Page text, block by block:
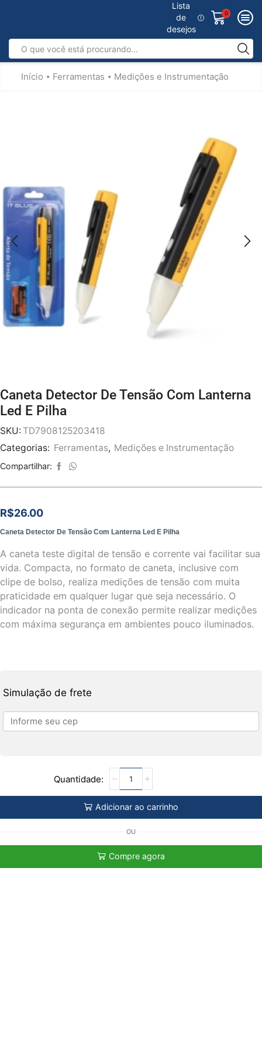
Lista
de
desejos
0
Início • Ferramentas • Medições e Instrumentação
Caneta Detector De Tensão Com Lanterna
Led E Pilha
SKU: TD7908125203418
Categorias: Ferramentas, Medições e Instrumentação
Compartilhar:
R$26.00
Caneta Detector De Tensão Com Lanterna Led E Pilha
A caneta teste digital de tensão e corrente vai facilitar sua
vida. Compacta, no formato de caneta, inclusive com
clipe de bolso, realiza medições de tensão com muita
praticidade em qualquer lugar que seja necessário. O
indicador na ponta de conexão permite realizar medições
com máxima segurança em ambientes pouco iluminados.
Simulação de frete
Adicionar ao carrinho
OU
Compre agora